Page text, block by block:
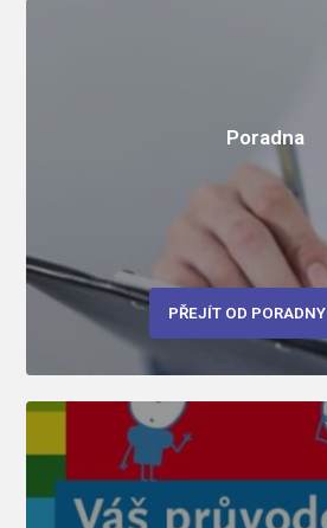
Poradna
PŘEJÍT OD PORADNY